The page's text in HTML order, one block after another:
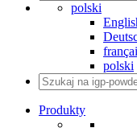
polski
polski
Produkty